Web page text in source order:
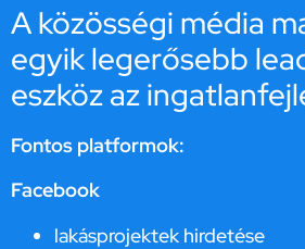
A közösségi média
egyik legerősebb
eszköz az
Fontos platformok:
Facebook
lakásprojektek hirdetése